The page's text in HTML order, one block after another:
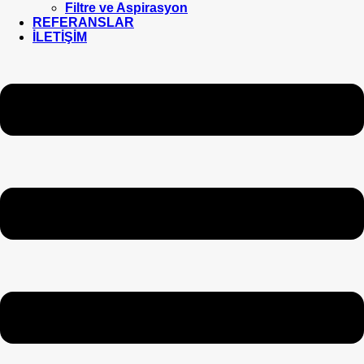
Filtre ve Aspirasyon
REFERANSLAR
İLETİŞİM